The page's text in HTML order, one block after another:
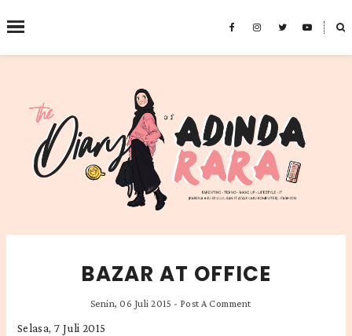
˟
SEARCH THIS BLOG
BAZAR AT OFFICE
Senin, 06 Juli 2015 - Post A Comment
Selasa, 7 Juli 2015